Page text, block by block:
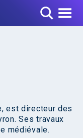
Toggle Menu
est directeur des
Ses travaux
médiévale.